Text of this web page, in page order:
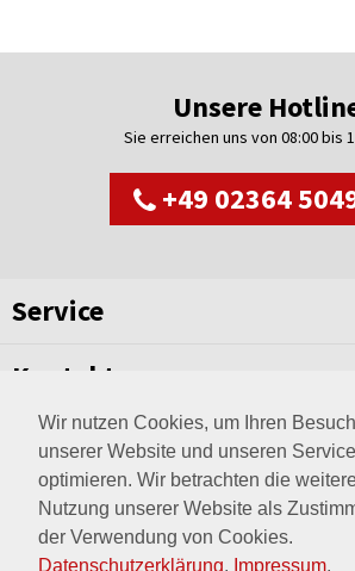
Wir nutzen Cookies, um Ihren
unserer Website und unseren
optimieren. Wir betrachten die
Nutzung unserer Website als
der Verwendung von Cookies.
Datenschutzerklärung. Impressum.
Unsere
Sie erreichen uns von 08:00 bis
+49 02364
Service
Kontakt
Weltweit setzen wir unsere
nach innovativen Lösungen in
Erfahren Sie mehr über uns.